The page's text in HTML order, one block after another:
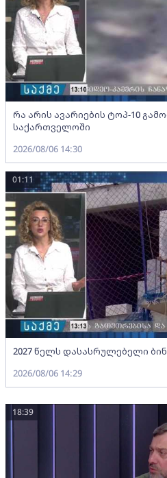
რა არის ავარიების ტოპ-10
საქართველოში
2026/08/06 14:30
2027 წელს დასასრულებელი
01:11
2026/08/06 14:29
18:39